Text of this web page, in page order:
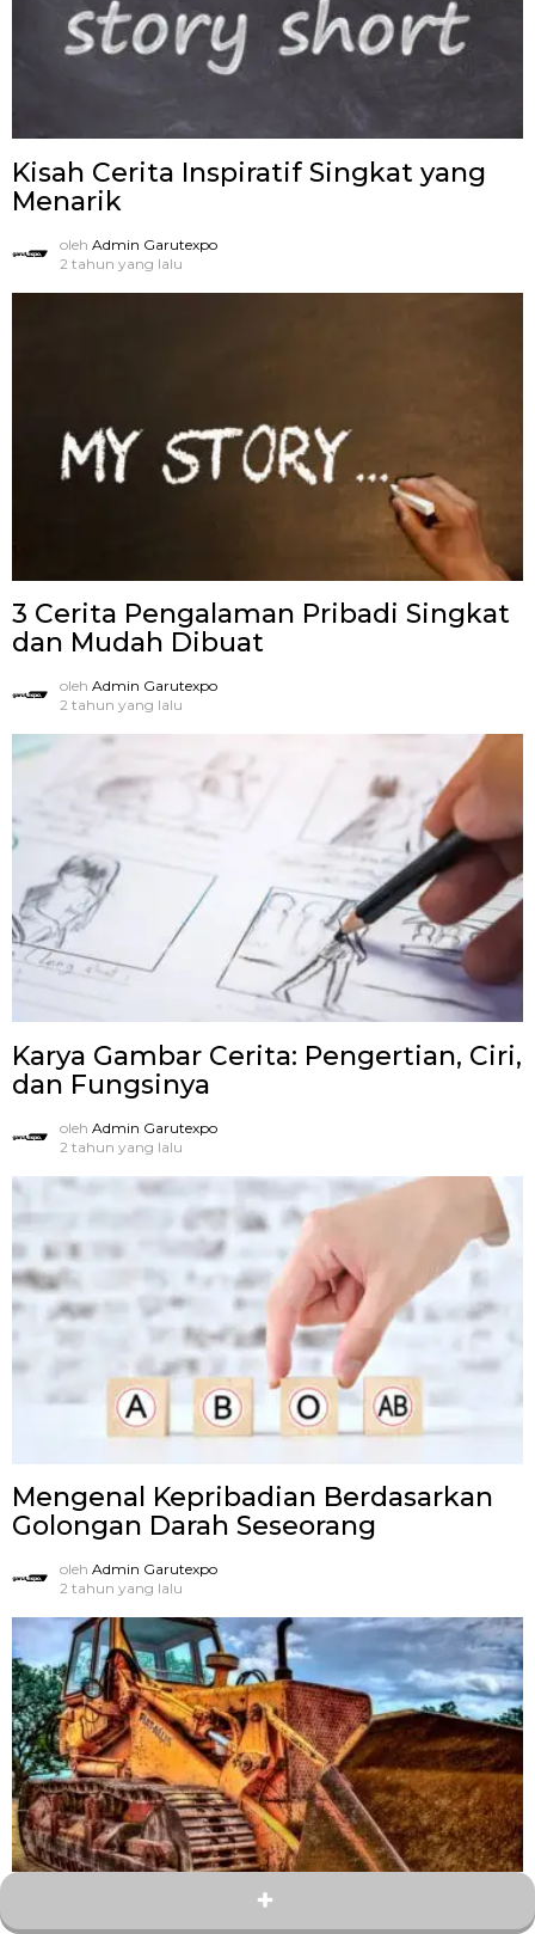
Kisah Cerita Inspiratif Singkat yang
Menarik
oleh Admin Garutexpo
2 tahun yang lalu
3 Cerita Pengalaman Pribadi Singkat
dan Mudah Dibuat
oleh Admin Garutexpo
2 tahun yang lalu
Karya Gambar Cerita: Pengertian, Ciri,
dan Fungsinya
oleh Admin Garutexpo
2 tahun yang lalu
Mengenal Kepribadian Berdasarkan
Golongan Darah Seseorang
oleh Admin Garutexpo
2 tahun yang lalu